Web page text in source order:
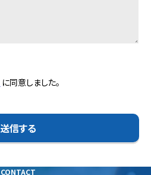
に同意しました。
CONTACT